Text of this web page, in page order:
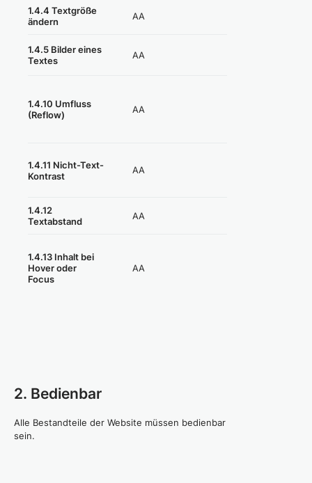
1.4.4 Textgröße
ändern
AA
1.4.5 Bilder eines
Textes
AA
1.4.10 Umfluss
(Reflow)
AA
1.4.11 Nicht-Text-
Kontrast
AA
1.4.12
Textabstand
AA
1.4.13 Inhalt bei
Hover oder
Focus
AA
2. Bedienbar
Alle Bestandteile der Website müssen bedienbar
sein.